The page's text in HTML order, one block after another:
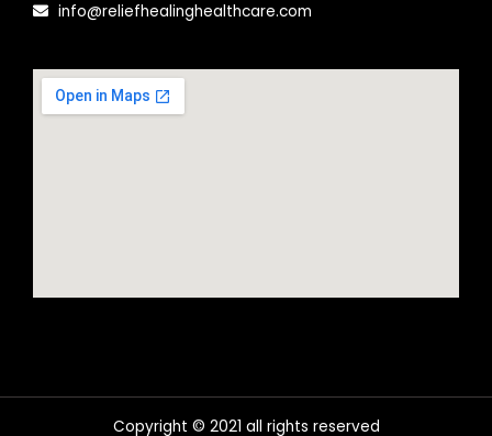
info@reliefhealinghealthcare.com
Copyright © 2021 all rights reserved